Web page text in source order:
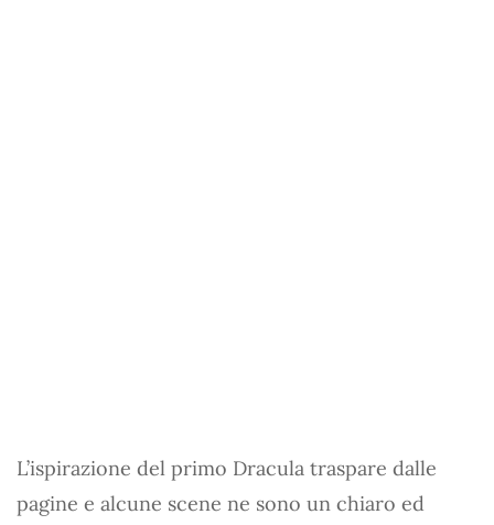
L’ispirazione del primo Dracula traspare dalle
pagine e alcune scene ne sono un chiaro ed